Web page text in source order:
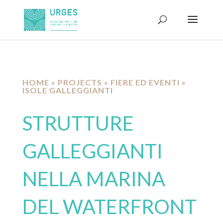
HOME » PROJECTS » FIERE ED EVENTI »
ISOLE GALLEGGIANTI
STRUTTURE
GALLEGGIANTI
NELLA MARINA
DEL WATERFRONT